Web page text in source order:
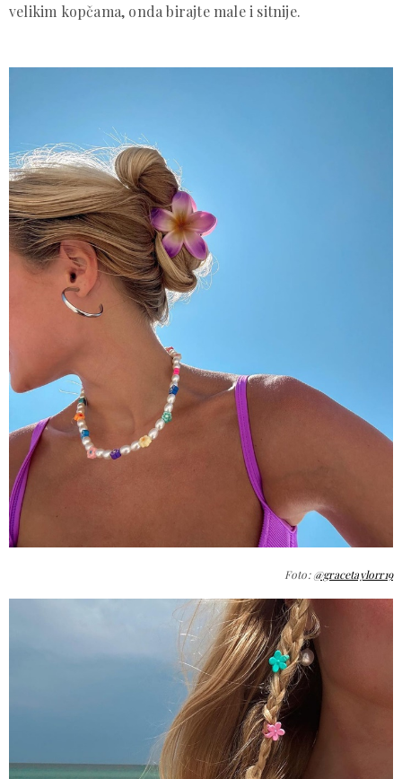
velikim kopčama, onda birajte male i sitnije.
Foto:@gracetaylorr19